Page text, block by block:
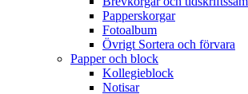
Papperskorgar
Fotoalbum
Övrigt Sortera och förvara
Papper och block
Kollegieblock
Notisar